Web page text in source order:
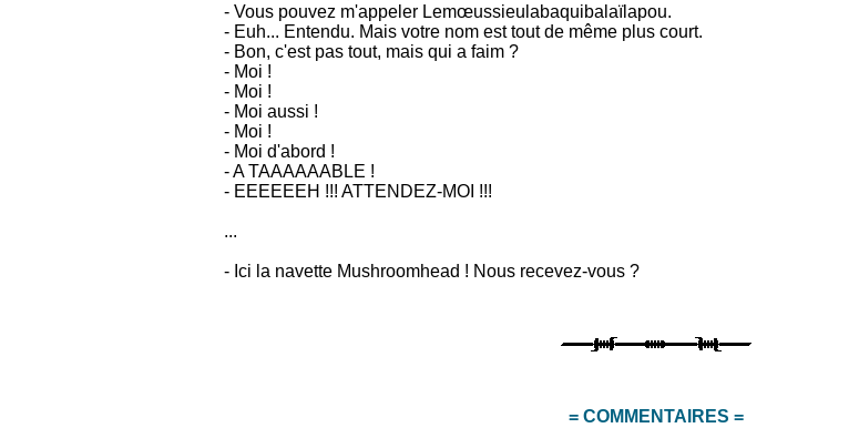
- Vous pouvez m'appeler Lemœussieulabaquibalaïlapou.
- Euh... Entendu. Mais votre nom est tout de même plus court.
- Bon, c'est pas tout, mais qui a faim ?
- Moi !
- Moi !
- Moi aussi !
- Moi !
- Moi d'abord !
- A TAAAAAABLE !
- EEEEEEH !!! ATTENDEZ-MOI !!!
...
- Ici la navette Mushroomhead ! Nous recevez-vous ?
= COMMENTAIRES =